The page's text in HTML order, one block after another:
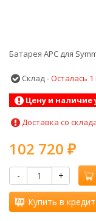
Батарея APC для
Склад -Осталась
Цену и
Доставка со
102 720 ₽
- +
Купить в кредит